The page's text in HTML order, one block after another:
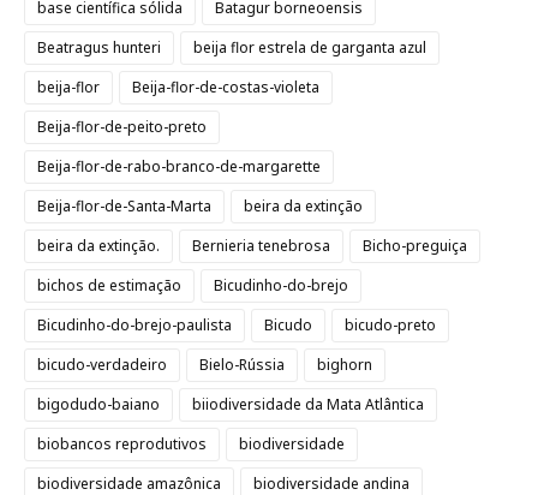
base científica sólida
Batagur borneoensis
Beatragus hunteri
beija flor estrela de garganta azul
beija-flor
Beija-flor-de-costas-violeta
Beija-flor-de-peito-preto
Beija-flor-de-rabo-branco-de-margarette
Beija-flor-de-Santa-Marta
beira da extinção
beira da extinção.
Bernieria tenebrosa
Bicho-preguiça
bichos de estimação
Bicudinho-do-brejo
Bicudinho-do-brejo-paulista
Bicudo
bicudo-preto
bicudo-verdadeiro
Bielo-Rússia
bighorn
bigodudo-baiano
biiodiversidade da Mata Atlântica
biobancos reprodutivos
biodiversidade
biodiversidade amazônica
biodiversidade andina